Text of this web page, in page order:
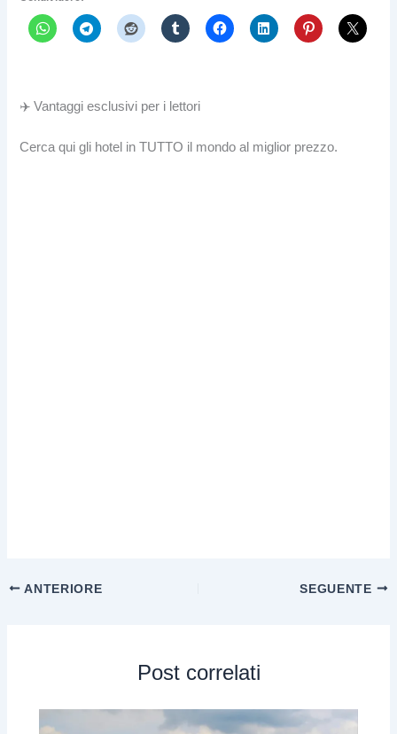
✈️ Vantaggi esclusivi per i lettori
Cerca qui gli hotel in TUTTO il mondo al miglior prezzo.
ANTERIORE SEGUENTE
Post correlati